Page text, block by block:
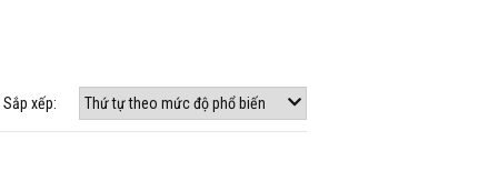
Sắp xếp: